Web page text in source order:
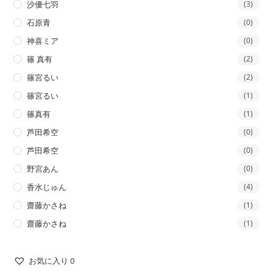
沙優七羽 (3)
石原青 (0)
神喜ミア (0)
篠 真有 (2)
篠宮るい (2)
篠宮るい (1)
篠真有 (1)
芦田希空 (0)
芦田希空 (0)
野宮あん (0)
香水じゅん (4)
齋藤かさね (1)
齋藤かさね (1)
お気に入り 0